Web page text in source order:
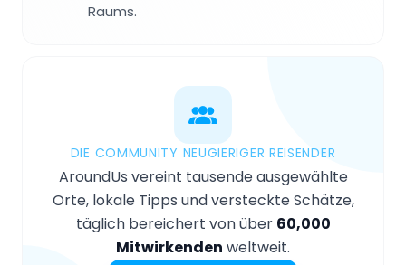
Raums.
DIE COMMUNITY NEUGIERIGER REISENDER
AroundUs vereint tausende ausgewählte
Orte, lokale Tipps und versteckte Schätze,
täglich bereichert von über 60,000
Mitwirkenden weltweit.